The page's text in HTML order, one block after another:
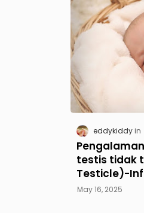
eddykiddy
testis tidak
Testicle)-
May 16, 2025